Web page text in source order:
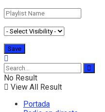
No Result
View All Result
Portada